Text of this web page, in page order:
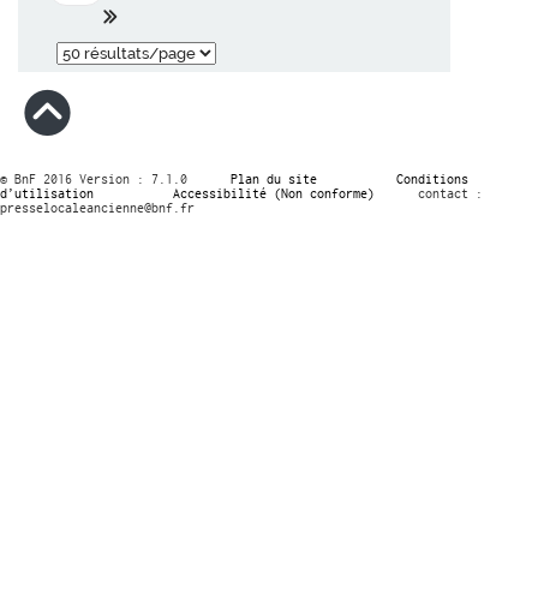
© BnF 2016 Version : 7.1.0 Plan du site
Conditions
d’utilisation
Accessibilité (Non conforme)
contact :
presselocaleancienne@bnf.fr